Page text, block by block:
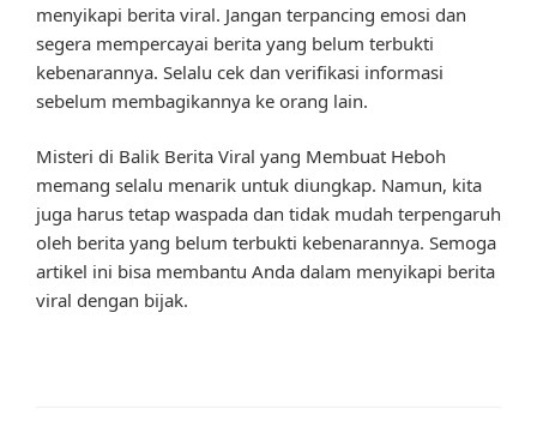
menyikapi berita viral. Jangan terpancing emosi dan
segera mempercayai berita yang belum terbukti
kebenarannya. Selalu cek dan verifikasi informasi
sebelum membagikannya ke orang lain.
Misteri di Balik Berita Viral yang Membuat Heboh
memang selalu menarik untuk diungkap. Namun, kita
juga harus tetap waspada dan tidak mudah terpengaruh
oleh berita yang belum terbukti kebenarannya. Semoga
artikel ini bisa membantu Anda dalam menyikapi berita
viral dengan bijak.